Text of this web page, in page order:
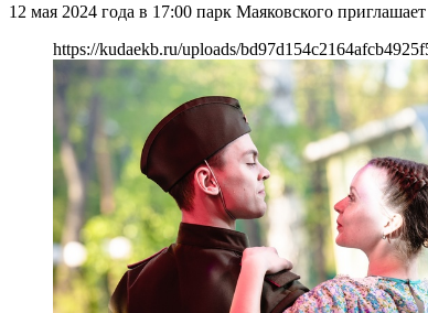
12 мая 2024 года в 17:00 парк Маяковского
https://kudaekb.ru/uploads/